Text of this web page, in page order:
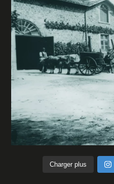
Charger plus